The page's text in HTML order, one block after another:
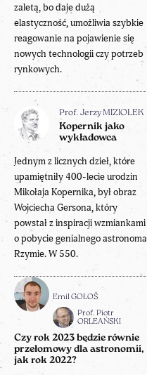
zaletą, bo daje dużą
elastyczność, umożliwia szybkie
reagowanie na pojawienie się
nowych technologii czy potrzeb
rynkowych.
Prof. Jerzy MIZIOŁEK
Kopernik jako
wykładowca
Jednym z licznych dzieł, które
upamiętniły 400-lecie urodzin
Mikołaja Kopernika, był obraz
Wojciecha Gersona, który
powstał z inspiracji wzmiankami
o pobycie genialnego astronoma
Rzymie. W 550.
Emil GOŁOŚ
Prof. Piotr
ORLEAŃSKI
Czy rok 2023 będzie równie
przełomowy dla astronomii,
jak rok 2022?